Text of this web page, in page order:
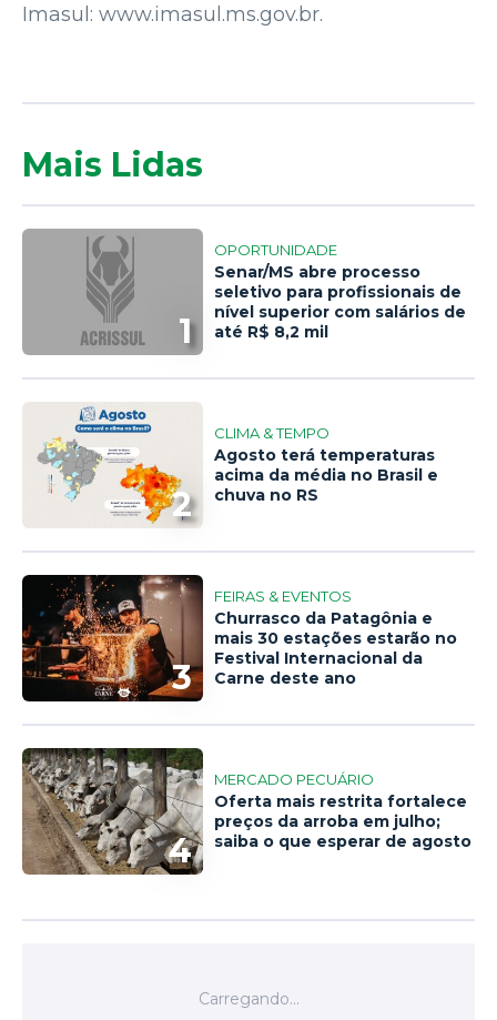
Imasul: www.imasul.ms.gov.br.
Mais Lidas
1
OPORTUNIDADE
Senar/MS abre processo
seletivo para profissionais de
nível superior com salários de
até R$ 8,2 mil
2
CLIMA & TEMPO
Agosto terá temperaturas
acima da média no Brasil e
chuva no RS
3
FEIRAS & EVENTOS
Churrasco da Patagônia e
mais 30 estações estarão no
Festival Internacional da
Carne deste ano
4
MERCADO PECUÁRIO
Oferta mais restrita fortalece
preços da arroba em julho;
saiba o que esperar de agosto